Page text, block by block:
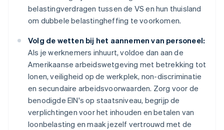
belastingverdragen tussen de VS en hun thuisland
om dubbele belastingheffing te voorkomen.
Volg de wetten bij het aannemen van personeel:
Als je werknemers inhuurt, voldoe dan aan de
Amerikaanse arbeidswetgeving met betrekking tot
lonen, veiligheid op de werkplek, non-discriminatie
en secundaire arbeidsvoorwaarden. Zorg voor de
benodigde EIN's op staatsniveau, begrijp de
verplichtingen voor het inhouden en betalen van
loonbelasting en maak jezelf vertrouwd met de